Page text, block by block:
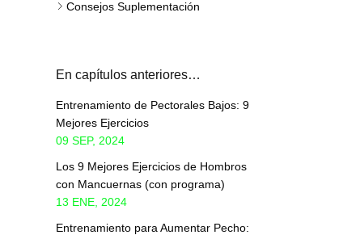
Consejos Suplementación
En capítulos anteriores…
Entrenamiento de Pectorales Bajos: 9
Mejores Ejercicios
09 SEP, 2024
Los 9 Mejores Ejercicios de Hombros
con Mancuernas (con programa)
13 ENE, 2024
Entrenamiento para Aumentar Pecho: